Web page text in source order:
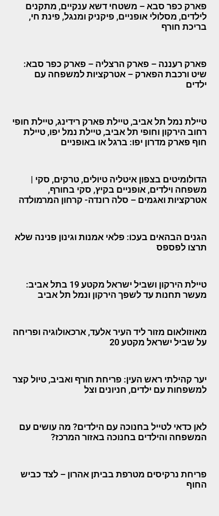
פארק כפר סבא – משטחי דשא ענקיים, מתקנים
לילדים, מסלולי אופניים, פיקניק ומנגל, פינת חי,
בריכת חורף
פארק רעננה – פארק הרצליה – פארק כפר סבא:
שיט ורכבת הפארק – אטרקציות למשפחה עם
ילדים
טיילת נמל תל אביב, טיילת פארק רידינג, טיילת חופי
רחוב הירקון וחופי תל אביב, טיילת נמל יפו, טיילת
חוף פארק מדרון יפו: ברגל או באופניים
הדולומיטים בצפון איטליה טיולים, טרקים, סקי |
משפחה וילדים, אופניים בקיץ, סקי בחורף,
אטרקציות ואגמים – סלה רונדה- קרחון המרמולדה
הגנים הבהאים בעכו: פלאי אמנות וגינון פנינה שלא
תרצו לפספס
טיילת הירקון ושביל ישראל מקטע 19 בתל אביב:
מעשר תחנות עד לשפך הירקון ונמל תל אביב
מאוזולאום מזור ליד העיר אלעד, ארכאולוגיה ופריחה
על שביל ישראל מקטע 20
יער קהילתי ראש העין: פריחת חורף ואביב, טיול קצר
למשפחות עם ילדים, חניונים וצל
לאן כדאי לטייל בחנוכה עם הילדים? מה עושים עם
המשפחה והילדים בחנוכה באזור המרכז?
פריחת נרקיסים מטרפת בביתן אהרון – לצד כביש
החוף